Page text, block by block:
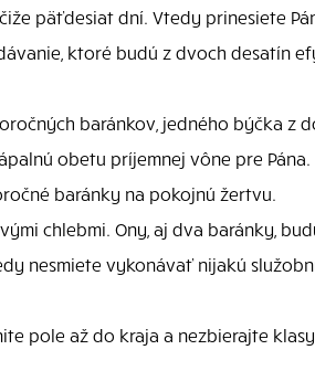
päťdesiat dní. Vtedy prinesiete
ktoré budú z dvoch desatín
baránkov, jedného býčka z
obetu príjemnej vône pre Pána.
baránky na pokojnú žertvu.
chlebmi. Ony, aj dva baránky,
nesmiete vykonávať nijakú
pole až do kraja a nezbierajte